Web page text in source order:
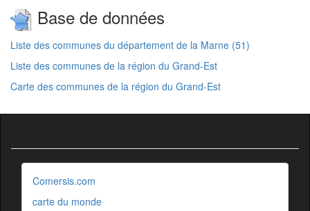
Base de données
Liste des communes du département de la Marne (51)
Liste des communes de la région du Grand-Est
Carte des communes de la région du Grand-Est
Comersis.com
carte du monde